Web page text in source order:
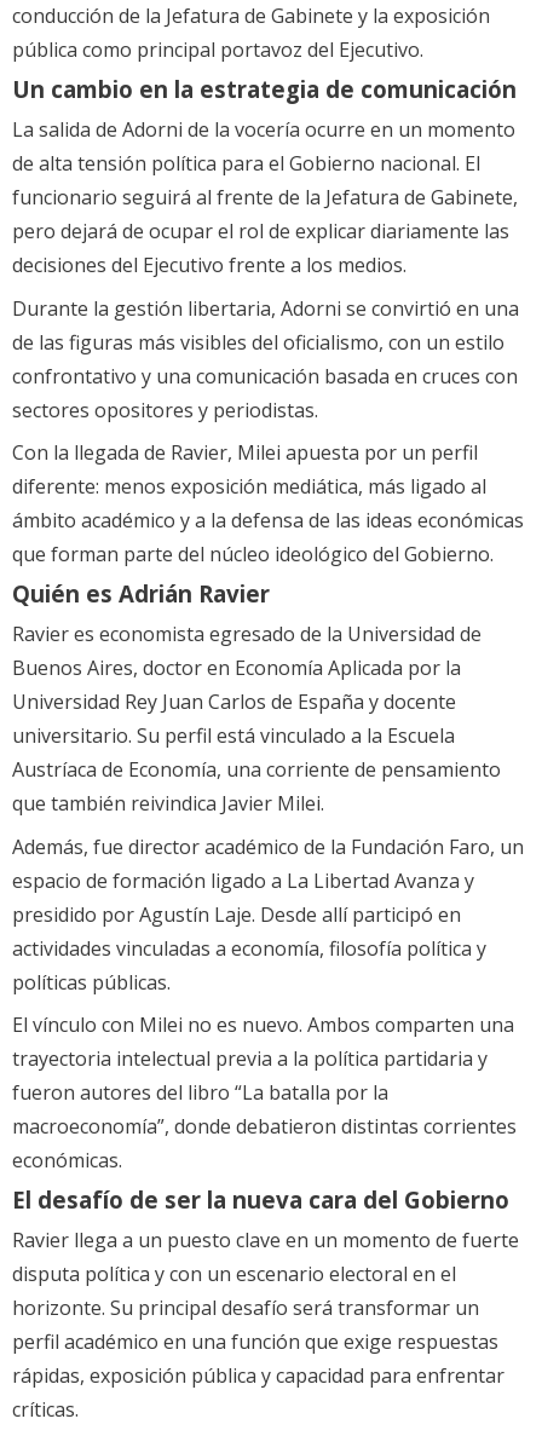
conducción de la Jefatura de Gabinete y la exposición
pública como principal portavoz del Ejecutivo.
Un cambio en la estrategia de comunicación
La salida de Adorni de la vocería ocurre en un momento
de alta tensión política para el Gobierno nacional. El
funcionario seguirá al frente de la Jefatura de Gabinete,
pero dejará de ocupar el rol de explicar diariamente las
decisiones del Ejecutivo frente a los medios.
Durante la gestión libertaria, Adorni se convirtió en una
de las figuras más visibles del oficialismo, con un estilo
confrontativo y una comunicación basada en cruces con
sectores opositores y periodistas.
Con la llegada de Ravier, Milei apuesta por un perfil
diferente: menos exposición mediática, más ligado al
ámbito académico y a la defensa de las ideas económicas
que forman parte del núcleo ideológico del Gobierno.
Quién es Adrián Ravier
Ravier es economista egresado de la Universidad de
Buenos Aires, doctor en Economía Aplicada por la
Universidad Rey Juan Carlos de España y docente
universitario. Su perfil está vinculado a la Escuela
Austríaca de Economía, una corriente de pensamiento
que también reivindica Javier Milei.
Además, fue director académico de la Fundación Faro, un
espacio de formación ligado a La Libertad Avanza y
presidido por Agustín Laje. Desde allí participó en
actividades vinculadas a economía, filosofía política y
políticas públicas.
El vínculo con Milei no es nuevo. Ambos comparten una
trayectoria intelectual previa a la política partidaria y
fueron autores del libro “La batalla por la
macroeconomía”, donde debatieron distintas corrientes
económicas.
El desafío de ser la nueva cara del Gobierno
Ravier llega a un puesto clave en un momento de fuerte
disputa política y con un escenario electoral en el
horizonte. Su principal desafío será transformar un
perfil académico en una función que exige respuestas
rápidas, exposición pública y capacidad para enfrentar
críticas.